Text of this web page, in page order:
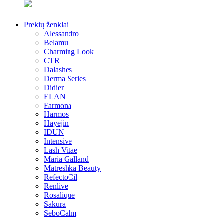
Prekių ženklai
Alessandro
Belamu
Charming Look
CTR
Dalashes
Derma Series
Didier
ELAN
Farmona
Harmos
Hayejin
IDUN
Intensive
Lash Vitae
Maria Galland
Matreshka Beauty
RefectoCil
Renlive
Rosalique
Sakura
SeboCalm